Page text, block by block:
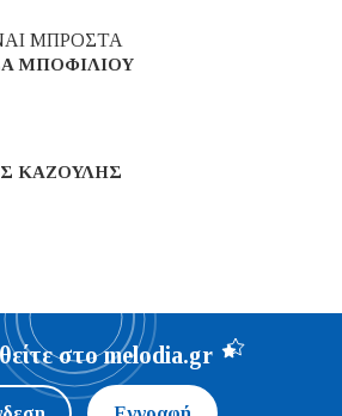
ΜΠΡΟΣΤΑ
ΜΠΟΦΙΛΙΟΥ
ΚΑΖΟΥΛΗΣ
στο melodia.gr